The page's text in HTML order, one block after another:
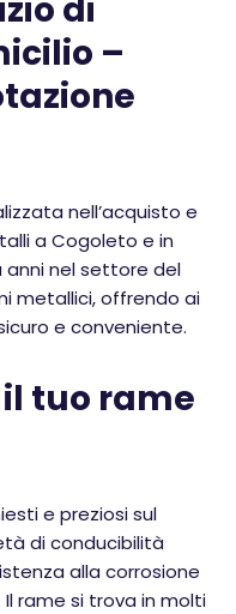
di
–
nell’acquisto e
a Cogoleto e in
anni nel settore del
metallici, offrendo ai
e conveniente.
tuo rame
e preziosi sul
di conducibilità
alla corrosione
rame si trova in molti